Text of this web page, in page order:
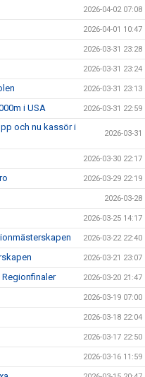
2026-04-02 07:08
2026-04-01 10:47
2026-03-31 23:28
2026-03-31 23:24
2026-03-31 23:13
i USA 2026-03-31 22:59
och nu kassör i
2026-03-31
2026-03-30 22:17
2026-03-29 22:19
2026-03-28
2026-03-25 14:17
2026-03-22 22:40
2026-03-21 23:07
Regionfinaler 2026-03-20 21:47
2026-03-19 07:00
2026-03-18 22:04
2026-03-17 22:50
2026-03-16 11:59